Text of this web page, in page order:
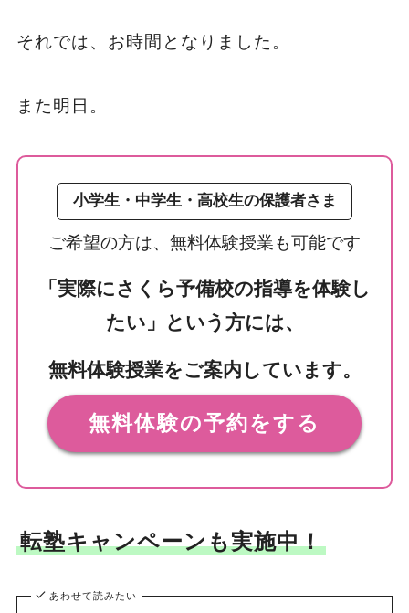
それでは、お時間となりました。
また明日。
小学生・中学生・高校生の保護者さま
ご希望の方は、無料体験授業も可能です
「実際にさくら予備校の指導を体験し
たい」という方には、
無料体験授業をご案内しています。
無料体験の予約をする
転塾キャンペーンも実施中！
あわせて読みたい